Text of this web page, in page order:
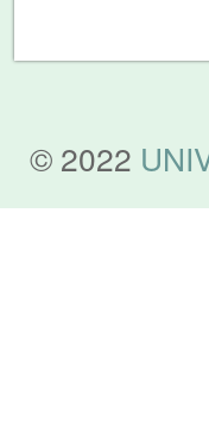
© 2022